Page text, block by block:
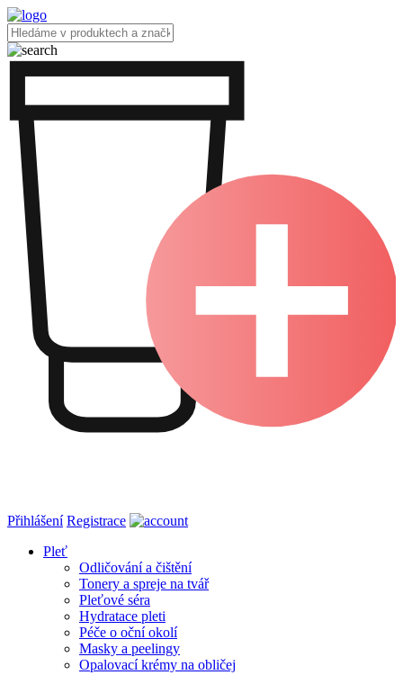
Přihlášení Registrace
Pleť
Odličování a čištění
Tonery a spreje na tvář
Pleťové séra
Hydratace pleti
Péče o oční okolí
Masky a peelingy
Opalovací krémy na obličej